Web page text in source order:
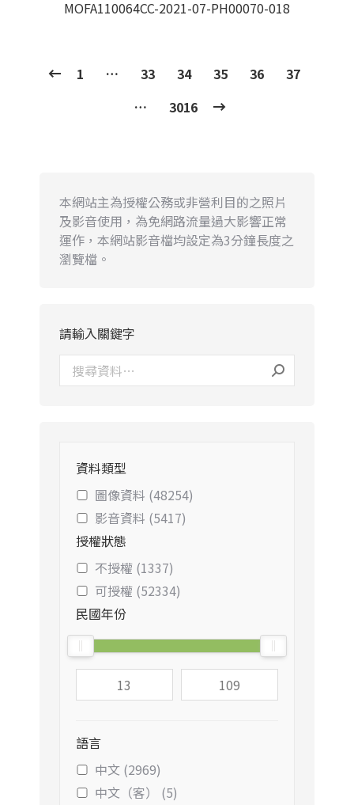
MOFA110064CC-2021-07-PH00070-018
1 … 33 34 35 36
37
…
3016
本網站主為授權公務或非營利目的之照片
及影音使用，為免網路流量過大影響正常
運作，本網站影音檔均設定為3分鐘長度之
瀏覽檔。
請輸入關鍵字
資料類型
圖像資料 (48254)
影音資料 (5417)
授權狀態
不授權 (1337)
可授權 (52334)
民國年份
語言
中文 (2969)
中文（客） (5)